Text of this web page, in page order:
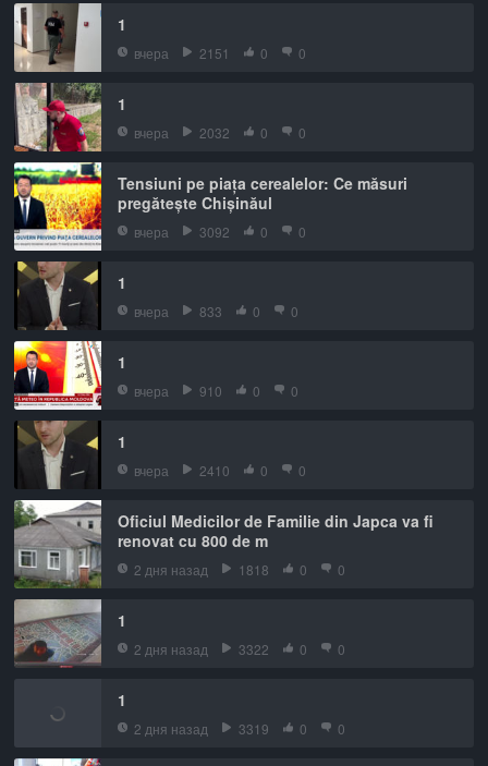
1
вчера 2151 0 0
1
вчера 2032 0 0
Tensiuni pe piața cerealelor: Ce măsuri
pregătește Chișinăul
вчера 3092 0 0
1
вчера 833 0 0
1
вчера 910 0 0
1
вчера 2410 0 0
Oficiul Medicilor de Familie din Japca va fi
renovat cu 800 de m
2 дня назад 1818 0 0
1
2 дня назад 3322 0 0
1
2 дня назад 3319 0 0